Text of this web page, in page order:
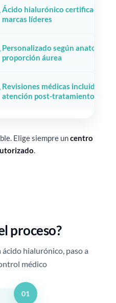
Ácido hialurónico certificado CE
marcas líderes
Personalizado según anatomía
proporción áurea
Revisiones médicas incluidas y
atención post-tratamiento
Elige siempre uncentro
.
proceso?
hialurónico, paso a
médico
01